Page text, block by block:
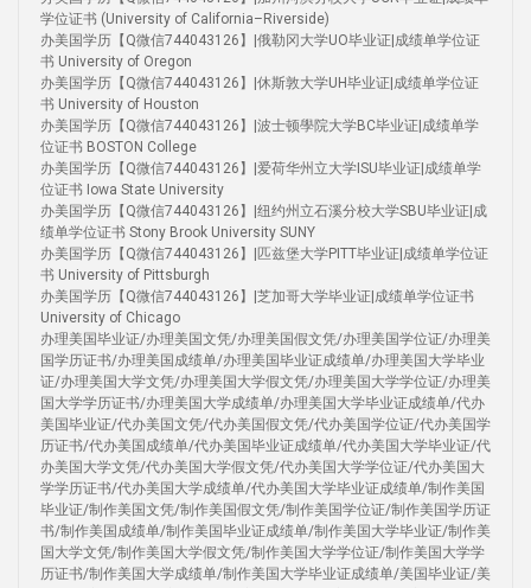
学位证书 (University of California–Riverside)
办美国学历【Q微信744043126】|俄勒冈大学UO毕业证|成绩单学位证
书 University of Oregon
办美国学历【Q微信744043126】|休斯敦大学UH毕业证|成绩单学位证
书 University of Houston
办美国学历【Q微信744043126】|波士顿學院大学BC毕业证|成绩单学
位证书 BOSTON College
办美国学历【Q微信744043126】|爱荷华州立大学ISU毕业证|成绩单学
位证书 Iowa State University
办美国学历【Q微信744043126】|纽约州立石溪分校大学SBU毕业证|成
绩单学位证书 Stony Brook University SUNY
办美国学历【Q微信744043126】|匹兹堡大学PITT毕业证|成绩单学位证
书 University of Pittsburgh
办美国学历【Q微信744043126】|芝加哥大学毕业证|成绩单学位证书
University of Chicago
办理美国毕业证/办理美国文凭/办理美国假文凭/办理美国学位证/办理美
国学历证书/办理美国成绩单/办理美国毕业证成绩单/办理美国大学毕业
证/办理美国大学文凭/办理美国大学假文凭/办理美国大学学位证/办理美
国大学学历证书/办理美国大学成绩单/办理美国大学毕业证成绩单/代办
美国毕业证/代办美国文凭/代办美国假文凭/代办美国学位证/代办美国学
历证书/代办美国成绩单/代办美国毕业证成绩单/代办美国大学毕业证/代
办美国大学文凭/代办美国大学假文凭/代办美国大学学位证/代办美国大
学学历证书/代办美国大学成绩单/代办美国大学毕业证成绩单/制作美国
毕业证/制作美国文凭/制作美国假文凭/制作美国学位证/制作美国学历证
书/制作美国成绩单/制作美国毕业证成绩单/制作美国大学毕业证/制作美
国大学文凭/制作美国大学假文凭/制作美国大学学位证/制作美国大学学
历证书/制作美国大学成绩单/制作美国大学毕业证成绩单/美国毕业证/美